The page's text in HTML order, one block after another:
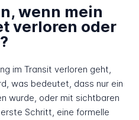
wenn mein
verloren oder
im Transit verloren geht,
was bedeutet, dass nur ein
wurde, oder mit sichtbaren
Schritt, eine formelle